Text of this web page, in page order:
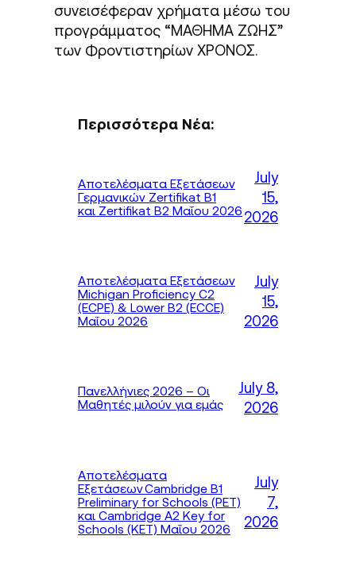
συνεισέφεραν χρήματα μέσω του
προγράμματος “ΜΑΘΗΜΑ ΖΩΗΣ”
των Φροντιστηρίων ΧΡΟΝΟΣ.
Περισσότερα Νέα:
Αποτελέσματα Εξετάσεων
Γερμανικών Zertifikat B1
και Zertifikat B2 Μαΐου 2026
July
15,
2026
Αποτελέσματα Εξετάσεων
Michigan Proficiency C2
(ECPE) & Lower B2 (ECCE)
Μαΐου 2026
July
15,
2026
Πανελλήνιες 2026 – Οι
Μαθητές μιλούν για εμάς
July 8,
2026
Αποτελέσματα
Εξετάσεων Cambridge B1
Preliminary for Schools (PET)
και Cambridge A2 Key for
Schools (KET) Μαΐου 2026
July
7,
2026